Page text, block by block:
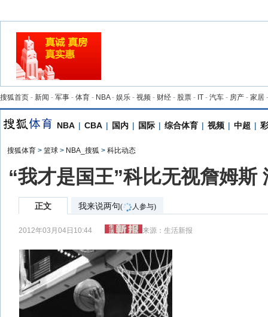
搜狐首页 - 新闻 - 军事 - 体育 - NBA- 娱乐 - 视频 - 财经 - 股票 - IT - 汽车 - 房产 - 家居
NBA | CBA | 国内 | 国际 | 综合体育 | 视频 | 中超 |
搜狐体育 > 篮球 > NBA_搜狐 > 科比动态
“我才是国王”科比无视詹姆斯
正文 我来说两句( 人参与)
2012年03月04日10:44 来源：生活新报